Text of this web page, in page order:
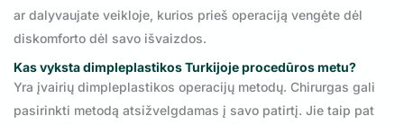
ar dalyvaujate veikloje, kurios prieš operaciją vengėte dėl
diskomforto dėl savo išvaizdos.
Kas vyksta dimpleplastikos Turkijoje procedūros metu?
Yra įvairių dimpleplastikos operacijų metodų. Chirurgas gali
pasirinkti metodą atsižvelgdamas į savo patirtį. Jie taip pat